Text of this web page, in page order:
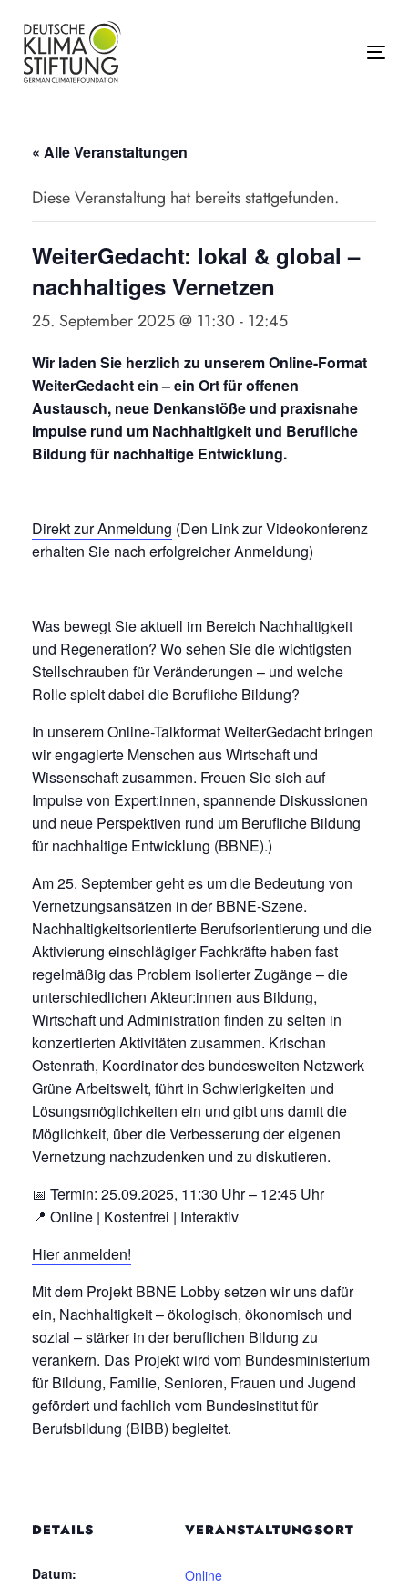
überspringen
primären
Navigation
springen
springen
« Alle Veranstaltungen
Diese Veranstaltung hat bereits stattgefunden.
WeiterGedacht: lokal & global –
nachhaltiges Vernetzen
25. September 2025 @ 11:30 - 12:45
Wir laden Sie herzlich zu unserem Online-Format
WeiterGedacht ein – ein Ort für offenen
Austausch, neue Denkanstöße und praxisnahe
Impulse rund um Nachhaltigkeit und Berufliche
Bildung für nachhaltige Entwicklung.
Direkt zur Anmeldung (Den Link zur Videokonferenz
erhalten Sie nach erfolgreicher Anmeldung)
Was bewegt Sie aktuell im Bereich Nachhaltigkeit
und Regeneration? Wo sehen Sie die wichtigsten
Stellschrauben für Veränderungen – und welche
Rolle spielt dabei die Berufliche Bildung?
In unserem Online-Talkformat WeiterGedacht bringen
wir engagierte Menschen aus Wirtschaft und
Wissenschaft zusammen. Freuen Sie sich auf
Impulse von Expert:innen, spannende Diskussionen
und neue Perspektiven rund um Berufliche Bildung
für nachhaltige Entwicklung (BBNE).)
Am 25. September geht es um die Bedeutung von
Vernetzungsansätzen in der BBNE-Szene.
Nachhaltigkeitsorientierte Berufsorientierung und die
Aktivierung einschlägiger Fachkräfte haben fast
regelmäßig das Problem isolierter Zugänge – die
unterschiedlichen Akteur:innen aus Bildung,
Wirtschaft und Administration finden zu selten in
konzertierten Aktivitäten zusammen. Krischan
Ostenrath, Koordinator des bundesweiten Netzwerk
Grüne Arbeitswelt, führt in Schwierigkeiten und
Lösungsmöglichkeiten ein und gibt uns damit die
Möglichkeit, über die Verbesserung der eigenen
Vernetzung nachzudenken und zu diskutieren.
📅 Termin: 25.09.2025, 11:30 Uhr – 12:45 Uhr
📍 Online | Kostenfrei | Interaktiv
Hier anmelden!
Mit dem Projekt BBNE Lobby setzen wir uns dafür
ein, Nachhaltigkeit – ökologisch, ökonomisch und
sozial – stärker in der beruflichen Bildung zu
verankern. Das Projekt wird vom Bundesministerium
für Bildung, Familie, Senioren, Frauen und Jugend
gefördert und fachlich vom Bundesinstitut für
Berufsbildung (BIBB) begleitet.
DETAILS
Datum:
VERANSTALTUNGSORT
Online